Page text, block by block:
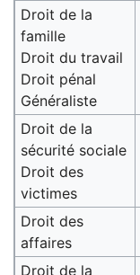
Droit de la
famille
Droit du travail
Droit pénal
Généraliste
Droit de la
sécurité sociale
Droit des
victimes
Droit des
affaires
Droit de la